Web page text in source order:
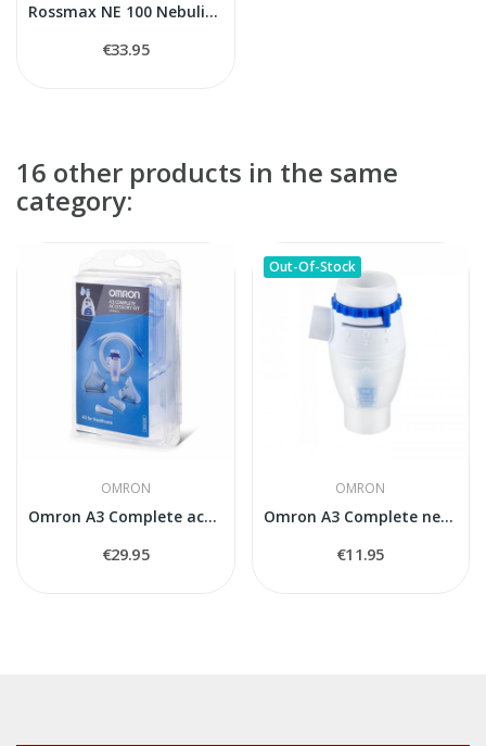
Rossmax NE 100 Nebulizer
€33.95
16 other products in the same
category:
OMRON
Omron A3 Complete acessory kit
€29.95
Out-Of-Stock
OMRON
Omron A3 Complete nebuliser kit
€11.95